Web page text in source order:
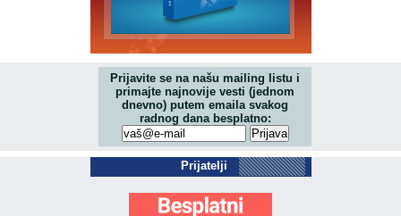
Prijavite se na našu mailing listu i
primajte najnovije vesti (jednom
dnevno) putem emaila svakog
radnog dana besplatno:
Prijatelji